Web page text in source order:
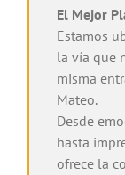
El Mejor
Estamos
la vía que
misma
Mateo.
Desde
hasta
ofrece la